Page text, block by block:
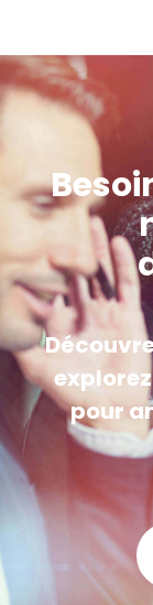
pour